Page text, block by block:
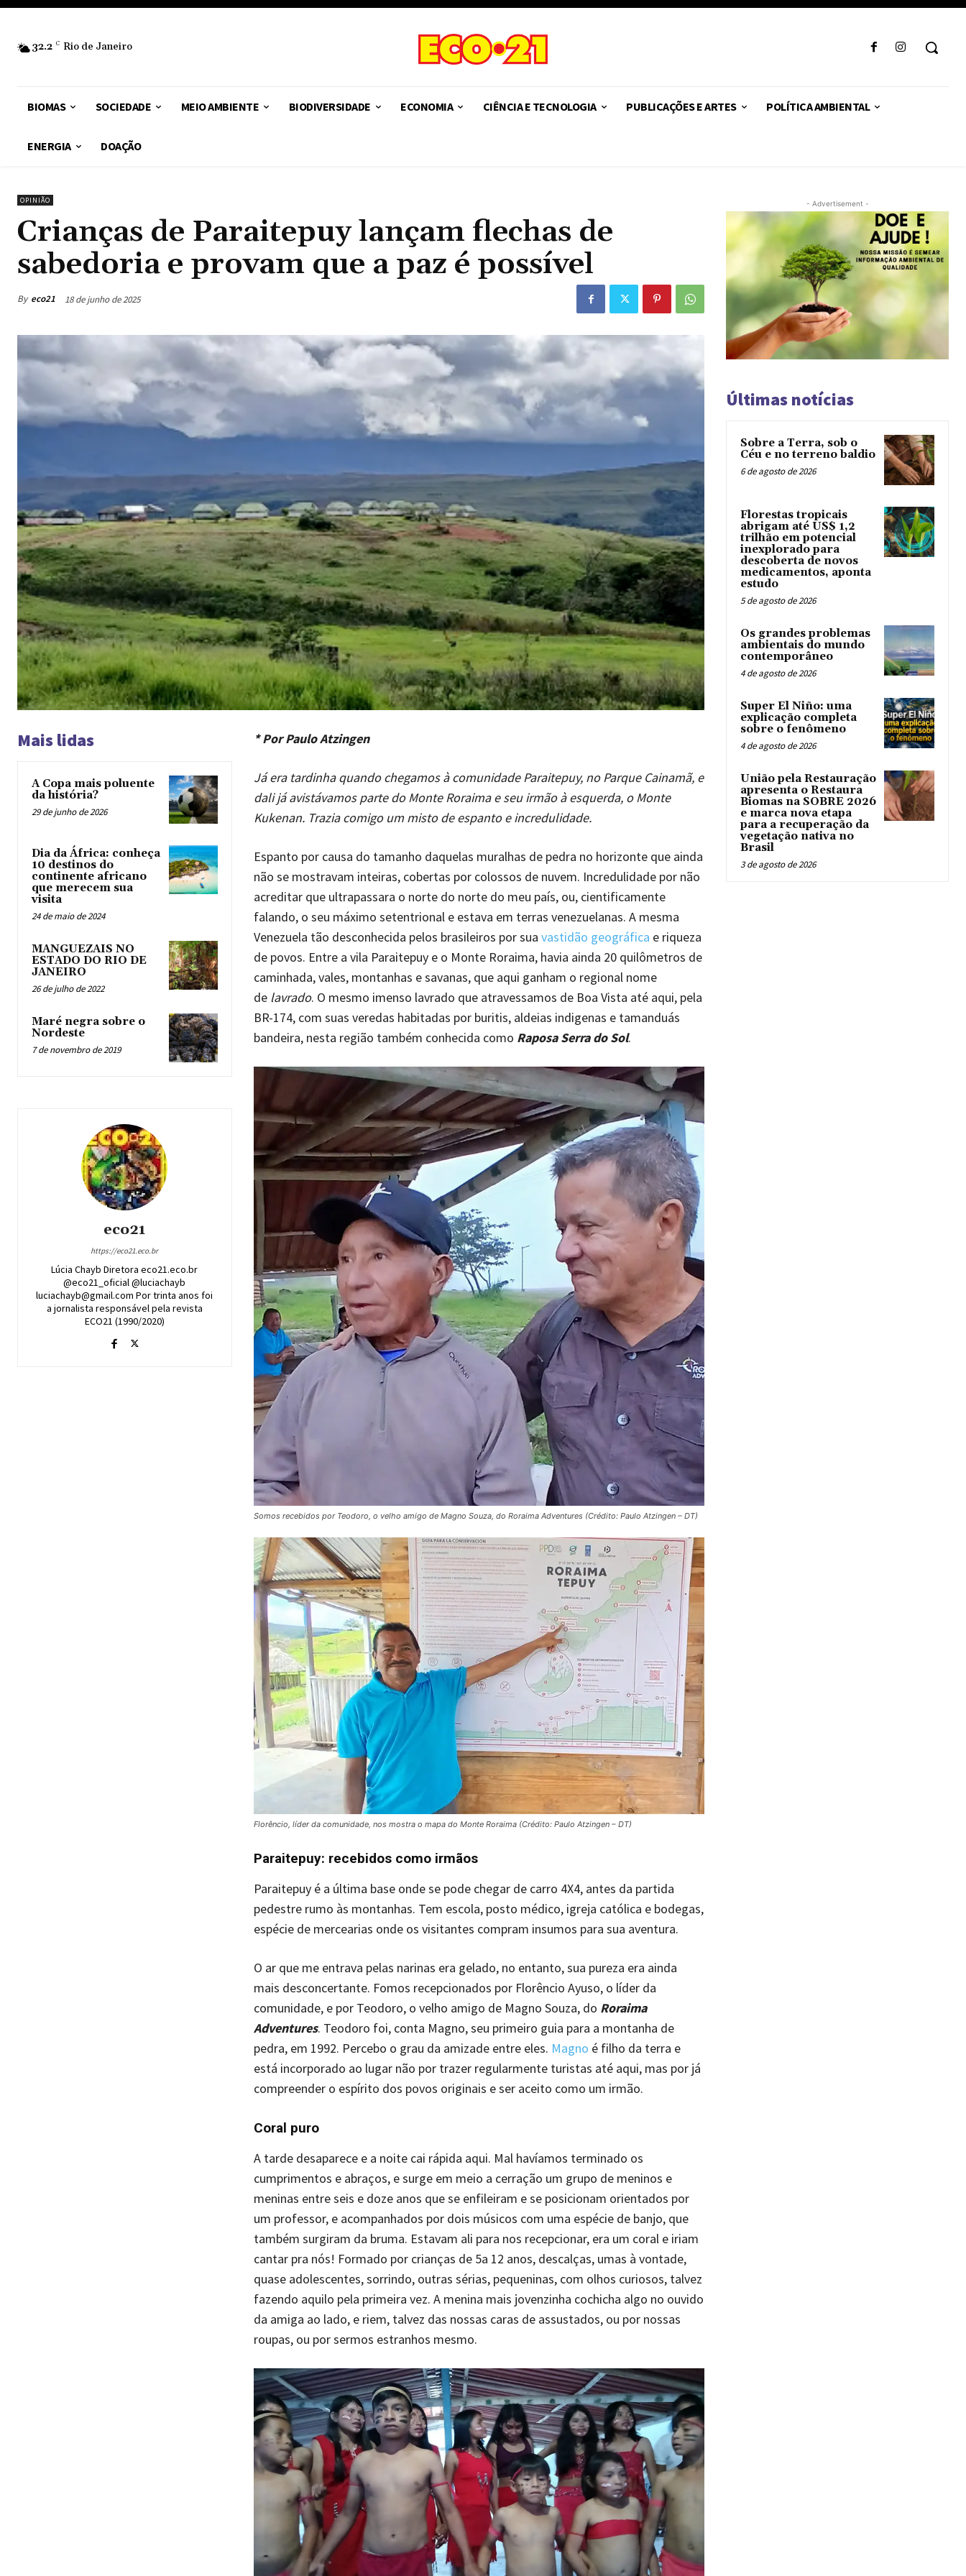
32.2 C Rio de Janeiro
BIOMAS SOCIEDADE MEIO AMBIENTE BIODIVERSIDADE ECONOMIA CIÊNCIA E TECNOLOGIA PUBLICAÇÕES E ARTES POLÍTICA AMBIENTAL
ENERGIA DOAÇÃO
OPINIÃO
Crianças de Paraitepuy lançam flechas de
sabedoria e provam que a paz é possível
By eco21 18 de junho de 2025
Mais lidas
A Copa mais poluente
da história?
29 de junho de 2026
Dia da África: conheça
10 destinos do
continente africano
que merecem sua
visita
24 de maio de 2024
MANGUEZAIS NO
ESTADO DO RIO DE
JANEIRO
26 de julho de 2022
Maré negra sobre o
Nordeste
7 de novembro de 2019
eco21
https://eco21.eco.br
Lúcia Chayb Diretora eco21.eco.br
@eco21_oficial @luciachayb
luciachayb@gmail.com Por trinta anos foi
a jornalista responsável pela revista
ECO21 (1990/2020)
* Por Paulo Atzingen
Já era tardinha quando chegamos à comunidade Paraitepuy, no Parque Cainamã, e
dali já avistávamos parte do Monte Roraima e seu irmão à esquerda, o Monte
Kukenan. Trazia comigo um misto de espanto e incredulidade.
Espanto por causa do tamanho daquelas muralhas de pedra no horizonte que ainda
não se mostravam inteiras, cobertas por colossos de nuvem. Incredulidade por não
acreditar que ultrapassara o norte do norte do meu país, ou, cientificamente
falando, o seu máximo setentrional e estava em terras venezuelanas. A mesma
Venezuela tão desconhecida pelos brasileiros por sua vastidão geográfica e riqueza
de povos. Entre a vila Paraitepuy e o Monte Roraima, havia ainda 20 quilômetros de
caminhada, vales, montanhas e savanas, que aqui ganham o regional nome
de lavrado. O mesmo imenso lavrado que atravessamos de Boa Vista até aqui, pela
BR-174, com suas veredas habitadas por buritis, aldeias indigenas e tamanduás
bandeira, nesta região também conhecida como Raposa Serra do Sol.
Somos recebidos por Teodoro, o velho amigo de Magno Souza, do Roraima Adventures (Crédito: Paulo Atzingen – DT)
Florêncio, líder da comunidade, nos mostra o mapa do Monte Roraima (Crédito: Paulo Atzingen – DT)
Paraitepuy: recebidos como irmãos
Paraitepuy é a última base onde se pode chegar de carro 4X4, antes da partida
pedestre rumo às montanhas. Tem escola, posto médico, igreja católica e bodegas,
espécie de mercearias onde os visitantes compram insumos para sua aventura.
O ar que me entrava pelas narinas era gelado, no entanto, sua pureza era ainda
mais desconcertante. Fomos recepcionados por Florêncio Ayuso, o líder da
comunidade, e por Teodoro, o velho amigo de Magno Souza, do Roraima
Adventures. Teodoro foi, conta Magno, seu primeiro guia para a montanha de
pedra, em 1992. Percebo o grau da amizade entre eles. Magno é filho da terra e
está incorporado ao lugar não por trazer regularmente turistas até aqui, mas por já
compreender o espírito dos povos originais e ser aceito como um irmão.
Coral puro
A tarde desaparece e a noite cai rápida aqui. Mal havíamos terminado os
cumprimentos e abraços, e surge em meio a cerração um grupo de meninos e
meninas entre seis e doze anos que se enfileiram e se posicionam orientados por
um professor, e acompanhados por dois músicos com uma espécie de banjo, que
também surgiram da bruma. Estavam ali para nos recepcionar, era um coral e iriam
cantar pra nós! Formado por crianças de 5a 12 anos, descalças, umas à vontade,
quase adolescentes, sorrindo, outras sérias, pequeninas, com olhos curiosos, talvez
fazendo aquilo pela primeira vez. A menina mais jovenzinha cochicha algo no ouvido
da amiga ao lado, e riem, talvez das nossas caras de assustados, ou por nossas
roupas, ou por sermos estranhos mesmo.
- Advertisement -
Últimas notícias
Sobre a Terra, sob o
Céu e no terreno baldio
6 de agosto de 2026
Florestas tropicais
abrigam até US$ 1,2
trilhão em potencial
inexplorado para
descoberta de novos
medicamentos, aponta
estudo
5 de agosto de 2026
Os grandes problemas
ambientais do mundo
contemporâneo
4 de agosto de 2026
Super El Niño: uma
explicação completa
sobre o fenômeno
4 de agosto de 2026
União pela Restauração
apresenta o Restaura
Biomas na SOBRE 2026
e marca nova etapa
para a recuperação da
vegetação nativa no
Brasil
3 de agosto de 2026